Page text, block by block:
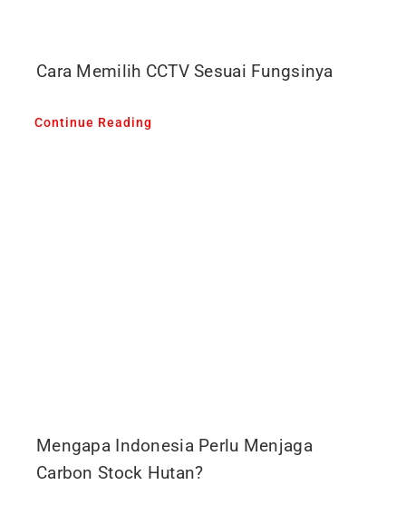
Cara Memilih CCTV Sesuai Fungsinya
Continue Reading
Mengapa Indonesia Perlu Menjaga
Carbon Stock Hutan?